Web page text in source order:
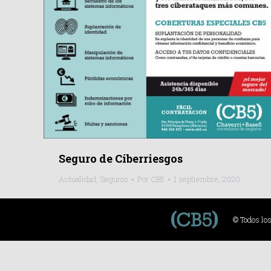
Seguro de Ciberriesgos
Actualidad, Seguros Por CB5 1 septiembre, 2020
© Todos